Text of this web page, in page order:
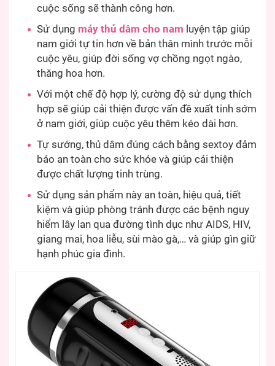
cuộc sống sẽ thành công hơn.
Sử dụng máy thủ dâm cho nam luyện tập giúp
nam giới tự tin hơn về bản thân mình trước mỗi
cuộc yêu, giúp đời sống vợ chồng ngọt ngào,
thăng hoa hơn.
Với một chế độ hợp lý, cường độ sử dụng thích
hợp sẽ giúp cải thiện được vấn đề xuất tinh sớm
ở nam giới, giúp cuộc yêu thêm kéo dài hơn.
Tự sướng, thủ dâm đúng cách bằng sextoy đảm
bảo an toàn cho sức khỏe và giúp cải thiện
được chất lượng tinh trùng.
Sử dụng sản phẩm này an toàn, hiệu quả, tiết
kiệm và giúp phòng tránh được các bệnh nguy
hiểm lây lan qua đường tình dục như AIDS, HIV,
giang mai, hoa liễu, sùi mào gà,… và giúp gìn giữ
hạnh phúc gia đình.